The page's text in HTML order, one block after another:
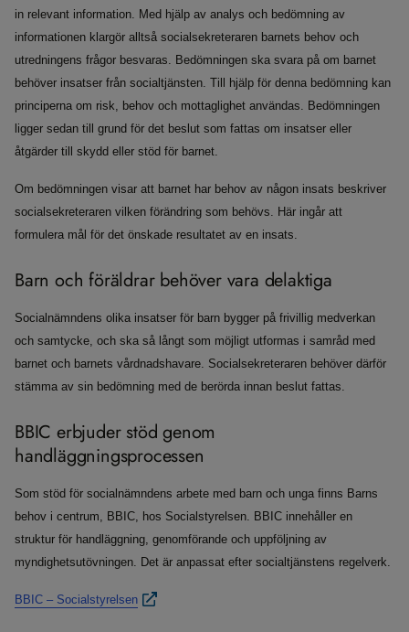
in relevant information. Med hjälp av analys och bedömning av
informationen klargör alltså socialsekreteraren barnets behov och
utredningens frågor besvaras. Bedömningen ska svara på om barnet
behöver insatser från socialtjänsten. Till hjälp för denna bedömning kan
principerna om risk, behov och mottaglighet användas. Bedömningen
ligger sedan till grund för det beslut som fattas om insatser eller
åtgärder till skydd eller stöd för barnet.
Om bedömningen visar att barnet har behov av någon insats beskriver
socialsekreteraren vilken förändring som behövs. Här ingår att
formulera mål för det önskade resultatet av en insats.
Barn och föräldrar behöver vara delaktiga
Socialnämndens olika insatser för barn bygger på frivillig medverkan
och samtycke, och ska så långt som möjligt utformas i samråd med
barnet och barnets vårdnadshavare. Socialsekreteraren behöver därför
stämma av sin bedömning med de berörda innan beslut fattas.
BBIC erbjuder stöd genom
handläggningsprocessen
Som stöd för socialnämndens arbete med barn och unga finns Barns
behov i centrum, BBIC, hos Socialstyrelsen. BBIC innehåller en
struktur för handläggning, genomförande och uppföljning av
myndighetsutövningen. Det är anpassat efter socialtjänstens regelverk.
BBIC – Socialstyrelsen